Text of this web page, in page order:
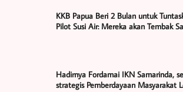
KKB Papua Beri 2 Bulan untuk
Pilot Susi Air: Mereka akan Tembak
Hadirnya Fordamai IKN Samarinda,
strategis Pemberdayaan Masyarakat